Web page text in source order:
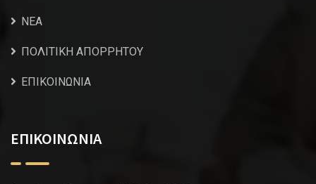
NEA
ΠΟΛΙΤΙΚΗ ΑΠΟΡΡΗΤΟΥ
ΕΠΙΚΟΙΝΩΝΙΑ
ΕΠΙΚΟΙΝΩΝΙΑ